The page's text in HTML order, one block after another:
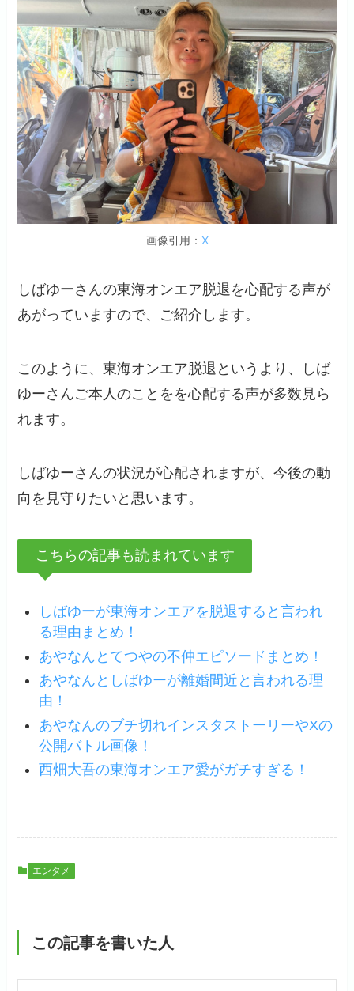
画像引用： X
しばゆーさんの東海オンエア脱退を心配する声が
あがっていますので、ご紹介します。
このように、東海オンエア脱退というより、しば
ゆーさんご本人のことをを心配する声が多数見ら
れます。
しばゆーさんの状況が心配されますが、今後の動
向を見守りたいと思います。
こちらの記事も読まれています
しばゆーが東海オンエアを脱退すると言われ
る理由まとめ！
あやなんとてつやの不仲エピソード まとめ ！
あやなんとしばゆーが離婚間近と言われる理
由！
あやなんのブチ切れインスタストーリーやXの
公開バトル画像！
西畑大吾の東海オンエア愛がガチすぎる！
エンタメ
この記事を書いた人